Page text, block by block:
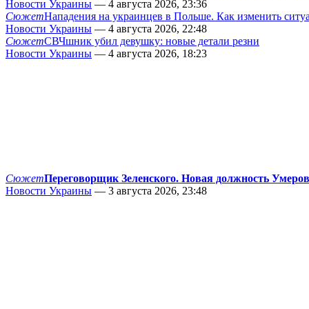
Новости Украины — 4 августа 2026, 23:36
СюжетНападения на украинцев в Польше. Как изменить
Новости Украины — 4 августа 2026, 22:48
СюжетСВЧшник убил девушку: новые детали резни
Новости Украины — 4 августа 2026, 18:23
СюжетПереговорщик Зеленского. Новая должность
Новости Украины — 3 августа 2026, 23:48